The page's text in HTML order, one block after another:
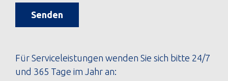
Senden
Für Serviceleistungen wenden Sie sich bitte 24/7
und 365 Tage im Jahr an: